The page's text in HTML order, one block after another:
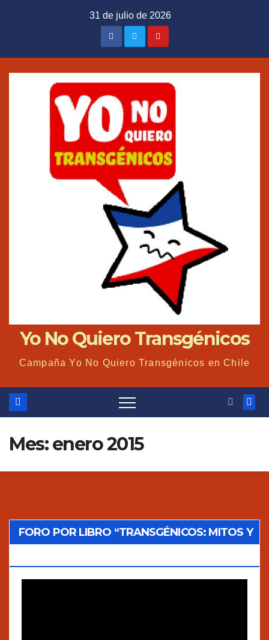
31 de julio de 2026
Yo No Quiero Transgénicos
Campaña Yo No Quiero Transgénicos en Chile
Mes: enero 2015
FORO POR LIBRO “TRANSGÉNICOS: MITOS Y